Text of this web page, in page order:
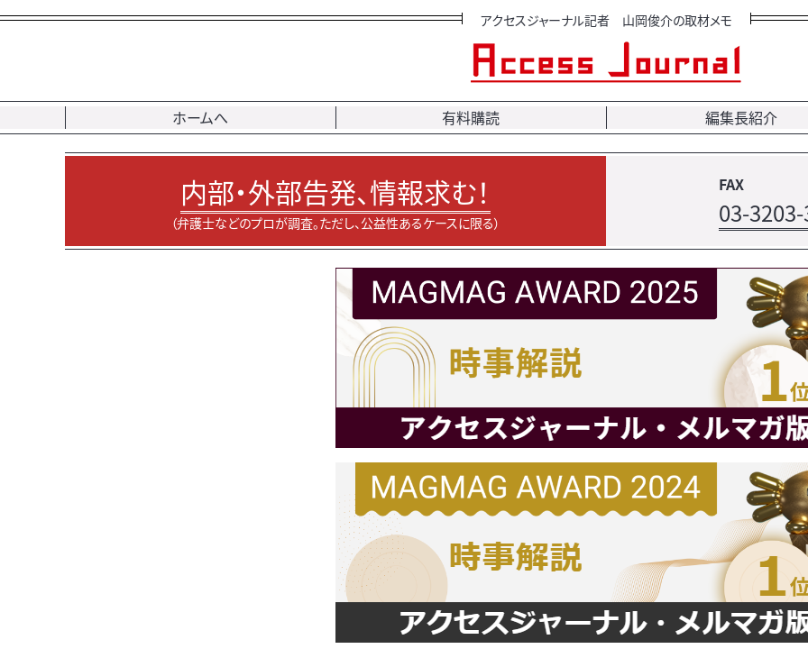
アクセスジャーナル記者 山岡俊介の取材メモ
ホームへ 有料購読 編集長紹介
内部・外部告発、情報求む！
（弁護士などのプロが調査。ただし、公益性あるケースに限る）
FAX
03-